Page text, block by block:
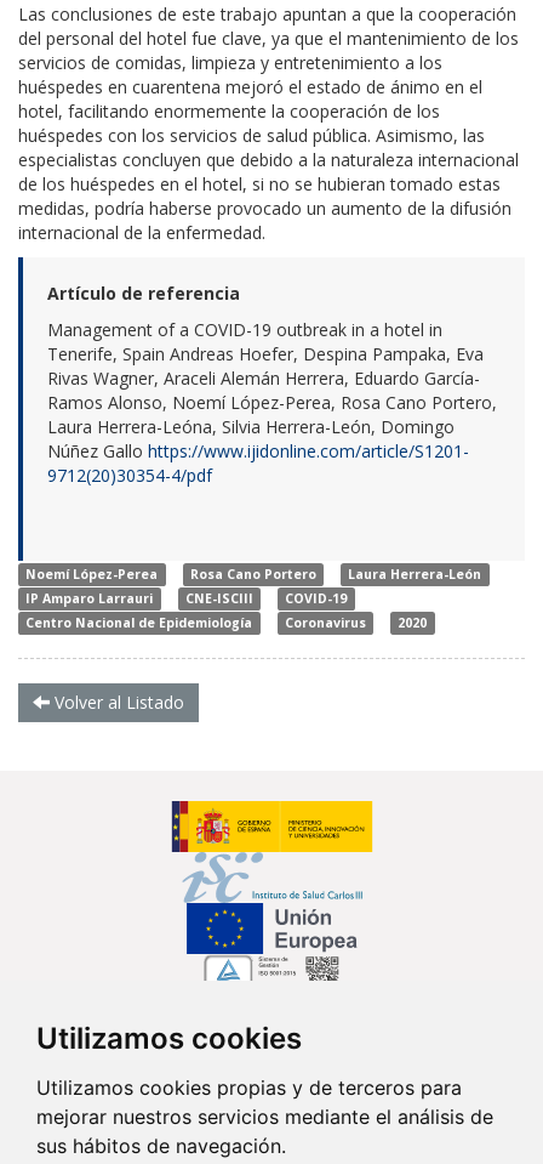
Utilizamos cookies
Utilizamos cookies propias y de terceros para
mejorar nuestros servicios mediante el análisis de
sus hábitos de navegación.
Las conclusiones de este trabajo apuntan a que la cooperación
del personal del hotel fue clave, ya que el mantenimiento de los
servicios de comidas, limpieza y entretenimiento a los
huéspedes en cuarentena mejoró el estado de ánimo en el
hotel, facilitando enormemente la cooperación de los
huéspedes con los servicios de salud pública. Asimismo, las
especialistas concluyen que debido a la naturaleza internacional
de los huéspedes en el hotel, si no se hubieran tomado estas
medidas, podría haberse provocado un aumento de la difusión
internacional de la enfermedad.
Artículo de referencia
Management of a COVID-19 outbreak in a hotel in
Tenerife, Spain Andreas Hoefer, Despina Pampaka, Eva
Rivas Wagner, Araceli Alemán Herrera, Eduardo García-
Ramos Alonso, Noemí López-Perea, Rosa Cano Portero,
Laura Herrera-Leóna, Silvia Herrera-León, Domingo
Núñez Gallo https://www.ijidonline.com/article/S1201-
9712(20)30354-4/pdf
Noemí López-Perea Rosa Cano Portero
Laura Herrera-León
IP Amparo Larrauri
CNE-ISCIII
COVID-19
Centro Nacional de Epidemiología
Coronavirus 2020
Volver al Listado
Síguenos en...
Contacto